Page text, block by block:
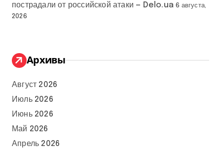
пострадали от российской атаки — Delo.ua 6 августа,
2026
Архивы
Август 2026
Июль 2026
Июнь 2026
Май 2026
Апрель 2026